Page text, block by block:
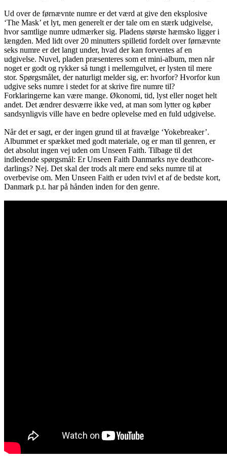
Ud over de førnævnte numre er det værd at give den eksplosive
‘The Mask’ et lyt, men generelt er der tale om en stærk udgivelse,
hvor samtlige numre udmærker sig. Pladens største hæmsko ligger i
længden. Med lidt over 20 minutters spilletid fordelt over førnævnte
seks numre er det langt under, hvad der kan forventes af en
udgivelse. Nuvel, pladen præsenteres som et mini-album, men når
noget er godt og rykker så tungt i mellemgulvet, er lysten til mere
stor. Spørgsmålet, der naturligt melder sig, er: hvorfor? Hvorfor kun
udgive seks numre i stedet for at skrive fire numre til?
Forklaringerne kan være mange. Økonomi, tid, lyst eller noget helt
andet. Det ændrer desværre ikke ved, at man som lytter og køber
sandsynligvis ville have en bedre oplevelse med en fuld udgivelse.
Når det er sagt, er der ingen grund til at fravælge ‘Yokebreaker’.
Albummet er spækket med godt materiale, og er man til genren, er
det absolut ingen vej uden om Unseen Faith. Tilbage til det
indledende spørgsmål: Er Unseen Faith Danmarks nye deathcore-
darlings? Nej. Det skal der trods alt mere end seks numre til at
overbevise om. Men Unseen Faith er uden tvivl et af de bedste kort,
Danmark p.t. har på hånden inden for den genre.